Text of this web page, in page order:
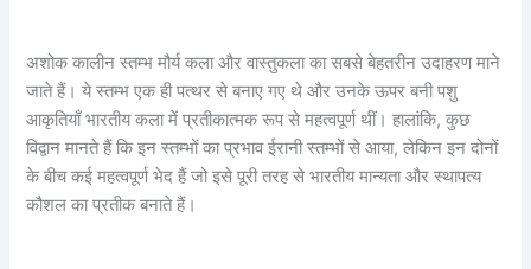
अशोक कालीन स्तम्भ मौर्य कला और वास्तुकला का सबसे बेहतरीन उदाहरण माने
जाते हैं। ये स्तम्भ एक ही पत्थर से बनाए गए थे और उनके ऊपर बनी पशु
आकृतियाँ भारतीय कला में प्रतीकात्मक रूप से महत्वपूर्ण थीं। हालांकि, कुछ
विद्वान मानते हैं कि इन स्तम्भों का प्रभाव ईरानी स्तम्भों से आया, लेकिन इन दोनों
के बीच कई महत्वपूर्ण भेद हैं जो इसे पूरी तरह से भारतीय मान्यता और स्थापत्य
कौशल का प्रतीक बनाते हैं।